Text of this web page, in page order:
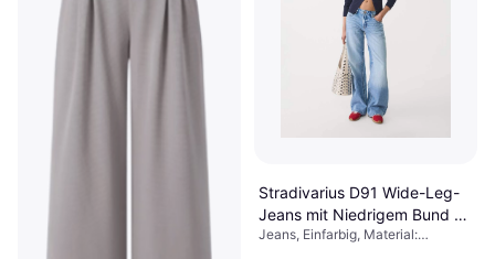
Stradivarius D91 Wide-Leg-
Jeans mit Niedrigem Bund -
Hellblau
Jeans, Einfarbig, Material: